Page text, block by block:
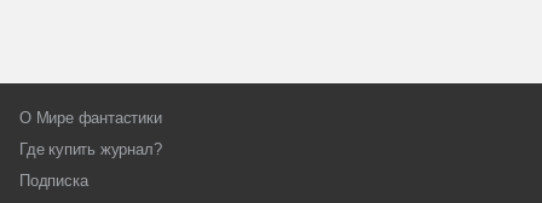
О Мире фантастики
Где купить журнал?
Подписка